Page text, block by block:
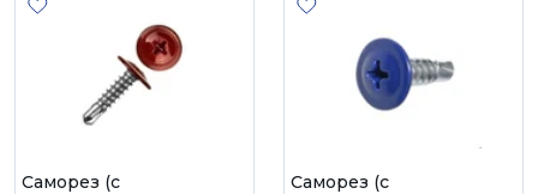
Саморез (с
Саморез (с